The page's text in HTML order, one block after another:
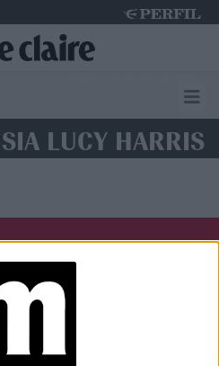
LUCY HARRIS
Noticias